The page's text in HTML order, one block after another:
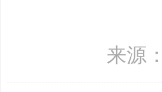
来源